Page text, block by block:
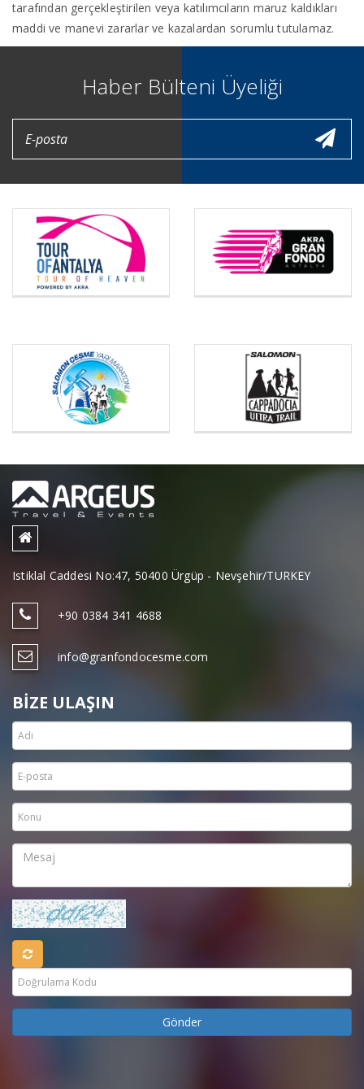
tarafından gerçekleştirilen veya katılımcıların maruz kaldıkları
maddi ve manevi zararlar ve kazalardan sorumlu tutulamaz.
Haber Bülteni Üyeliği
Istiklal Caddesi No:47, 50400 Ürgüp - Nevşehir/TURKEY
+90 0384 341 4688
info@granfondocesme.com
BIZE ULAŞIN